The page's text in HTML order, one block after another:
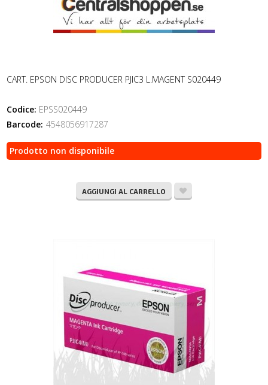
CART. EPSON DISC PRODUCER PJIC3 L.MAGENT S020449
Codice: EPSS020449
Barcode: 4548056917287
Prodotto non disponibile
AGGIUNGI AL CARRELLO